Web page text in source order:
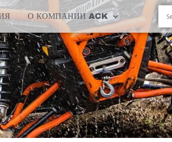
О КОМПАНИИ ACK